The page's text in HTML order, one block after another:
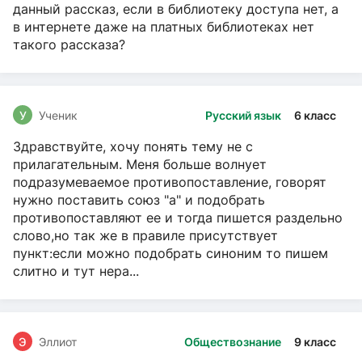
данный рассказ, если в библиотеку доступа нет, а
в интернете даже на платных библиотеках нет
такого рассказа?
Русский язык 6 класс
У Ученик
Здравствуйте, хочу понять тему не с
прилагательным. Меня больше волнует
подразумеваемое противопоставление, говорят
нужно поставить союз "а" и подобрать
противопоставляют ее и тогда пишется раздельно
слово,но так же в правиле присутствует
пункт:если можно подобрать синоним то пишем
слитно и тут нера...
Обществознание 9 класс
Э Эллиот